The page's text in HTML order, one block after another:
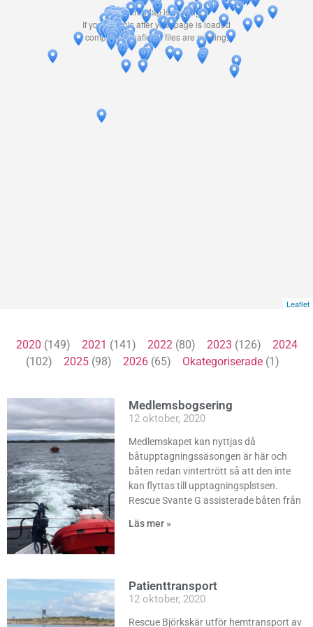
Travelers' Map is loading...
If you see this after your page is loaded
completely, leafletJS files are missing.
Leaflet
2020 (149) 2021 (141) 2022 (80) 2023 (126) 2024
(102) 2025(98) 2026(65) Okategoriserade(1)
Medlemsbogsering
12 oktober, 2020
Medlemskapet kan nyttjas då
båtupptagningssäsongen är här och
båten redan vintertrött så att den inte
kan flyttas till upptagningsplstsen.
Rescue Svante G assisterade båten från
Läs mer »
Patienttransport
12 oktober, 2020
Rescue Björkskär utför hemtransport av